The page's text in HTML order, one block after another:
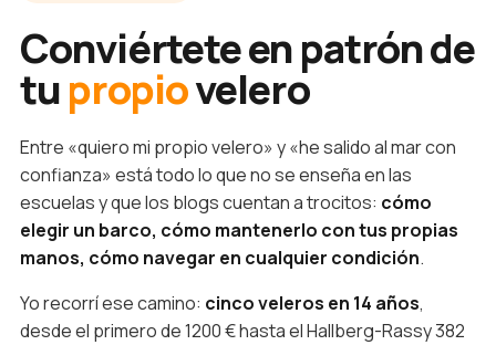
Conviértete en patrón de
tupropiovelero
Entre «quiero mi propio velero» y «he salido al mar con
confianza» está todo lo que no se enseña en las
escuelas y que los blogs cuentan a trocitos: cómo
elegir un barco, cómo mantenerlo con tus propias
manos, cómo navegar en cualquier condición.
Yo recorrí ese camino: cinco veleros en 14 años,
desde el primero de 1200 € hasta el Hallberg-Rassy 382